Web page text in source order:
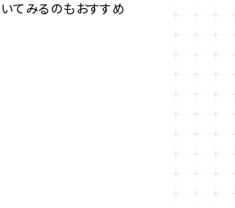
てみるのもおすすめ